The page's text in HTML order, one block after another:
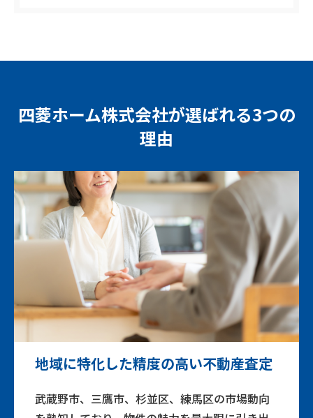
四菱ホーム株式会社が選ばれる3つの
理由
地域に特化した精度の高い不動産査定
武蔵野市、三鷹市、杉並区、練馬区の市場動向